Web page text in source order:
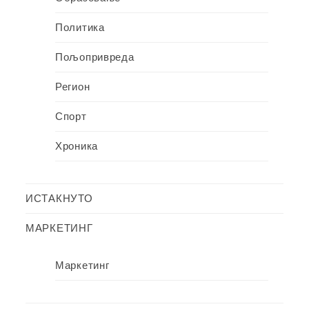
Политика
Пољопривреда
Регион
Спорт
Хроника
ИСТАКНУТО
МАРКЕТИНГ
Маркетинг